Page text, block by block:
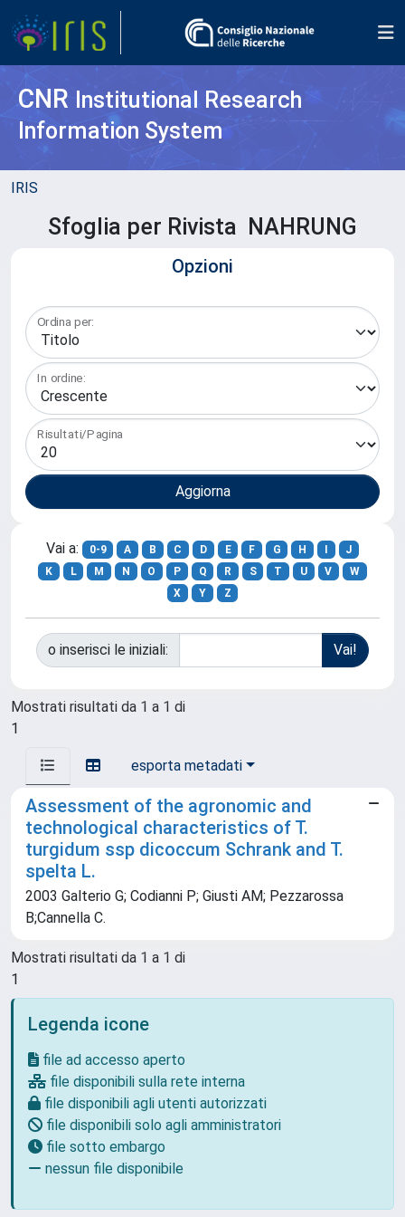
CNR Institutional Research
Information System
IRIS
Sfoglia per Rivista NAHRUNG
Opzioni
Ordina per:
In ordine:
Risultati/Pagina
Vai a: 0-9 A B C D E F G H
J
K
L M N O P Q R S T U V
W
X
Y Z
o inserisci le iniziali:
Mostrati risultati da 1 a 1 di
1
esporta metadati
Assessment of the agronomic and
technological characteristics of T.
turgidum ssp dicoccum Schrank and T.
spelta L.
2003 Galterio G; Codianni P; Giusti AM; Pezzarossa
B;Cannella C.
Mostrati risultati da 1 a 1 di
1
Legenda icone
file ad accesso aperto
file disponibili sulla rete interna
file disponibili agli utenti autorizzati
file disponibili solo agli amministratori
file sotto embargo
nessun file disponibile